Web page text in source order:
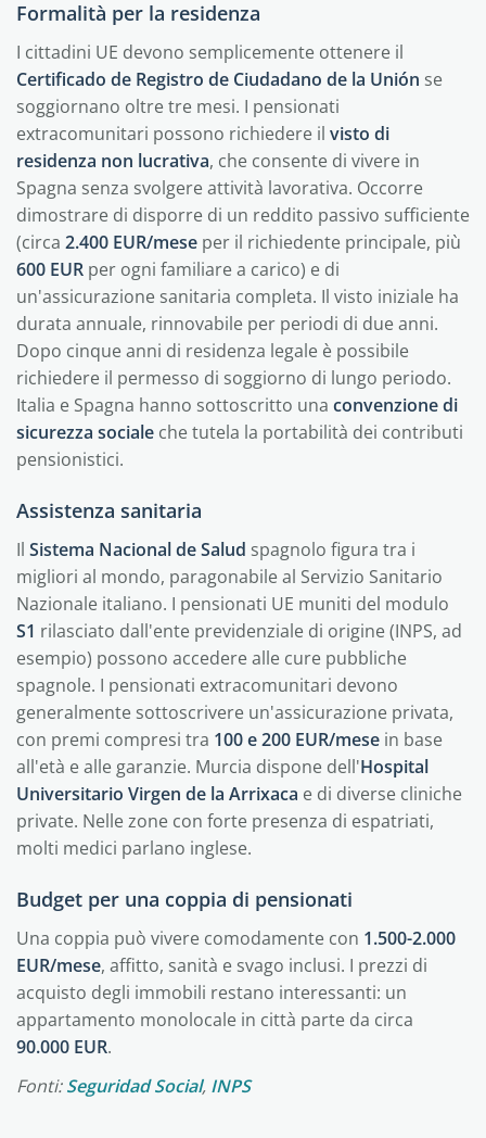
Formalità per la residenza
I cittadini UE devono semplicemente ottenere il
Certificado de Registro de Ciudadano de la Unión se
soggiornano oltre tre mesi. I pensionati
extracomunitari possono richiedere il visto di
residenza non lucrativa, che consente di vivere in
Spagna senza svolgere attività lavorativa. Occorre
dimostrare di disporre di un reddito passivo sufficiente
(circa 2.400 EUR/mese per il richiedente principale, più
600 EUR per ogni familiare a carico) e di
un'assicurazione sanitaria completa. Il visto iniziale ha
durata annuale, rinnovabile per periodi di due anni.
Dopo cinque anni di residenza legale è possibile
richiedere il permesso di soggiorno di lungo periodo.
Italia e Spagna hanno sottoscritto una convenzione di
sicurezza sociale che tutela la portabilità dei contributi
pensionistici.
Assistenza sanitaria
Il Sistema Nacional de Salud spagnolo figura tra i
migliori al mondo, paragonabile al Servizio Sanitario
Nazionale italiano. I pensionati UE muniti del modulo
S1 rilasciato dall'ente previdenziale di origine (INPS, ad
esempio) possono accedere alle cure pubbliche
spagnole. I pensionati extracomunitari devono
generalmente sottoscrivere un'assicurazione privata,
con premi compresi tra 100 e 200 EUR/mese in base
all'età e alle garanzie. Murcia dispone dell'Hospital
Universitario Virgen de la Arrixaca e di diverse cliniche
private. Nelle zone con forte presenza di espatriati,
molti medici parlano inglese.
Budget per una coppia di pensionati
Una coppia può vivere comodamente con 1.500-2.000
EUR/mese, affitto, sanità e svago inclusi. I prezzi di
acquisto degli immobili restano interessanti: un
appartamento monolocale in città parte da circa
90.000 EUR.
Fonti:Seguridad Social, INPS